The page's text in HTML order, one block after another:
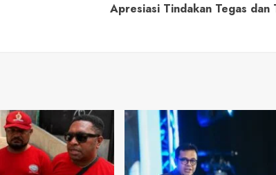
Apresiasi Tindakan Tegas